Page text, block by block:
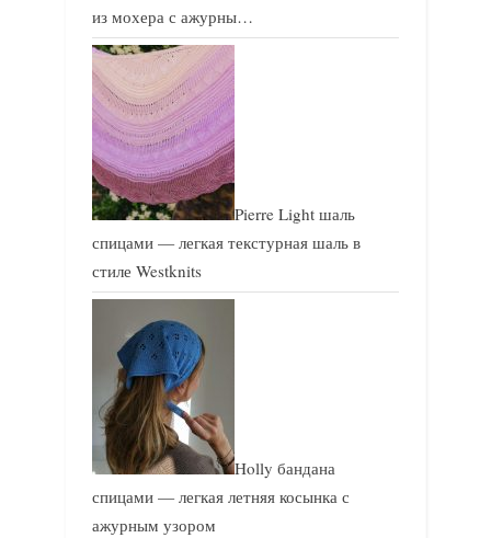
из мохера с ажурны…
Pierre Light шаль
спицами — легкая текстурная шаль в
стиле Westknits
Holly бандана
спицами — легкая летняя косынка с
ажурным узором